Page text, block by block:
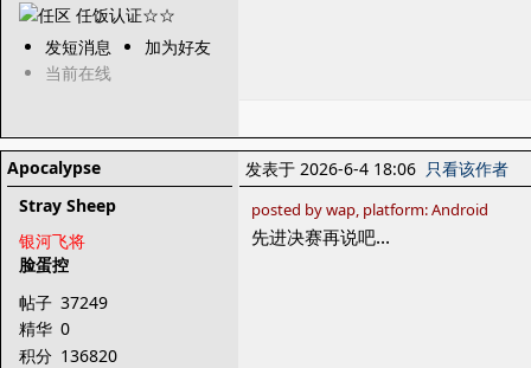
发短消息
加为好友
当前在线
Apocalypse
Stray Sheep
银河飞将
脸蛋控
帖子 37249
精华 0
积分 136820
发表于 2026-6-4 18:06 只看该作者
posted by wap, platform: Android
先进决赛再说吧...